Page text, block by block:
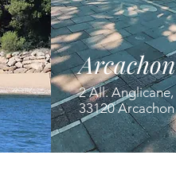
Arcachon
2 All. Anglicane,
33120 Arcachon